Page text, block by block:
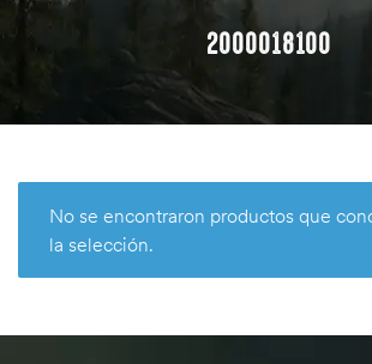
2000018100
No se encontraron productos que
la selección.